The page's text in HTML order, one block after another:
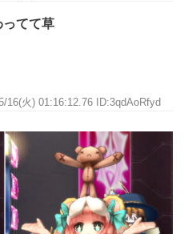
ってて草
16(火) 01:16:12.76 ID:3qdAoRfyd